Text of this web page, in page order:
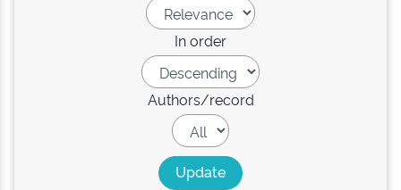
In order
Authors/record